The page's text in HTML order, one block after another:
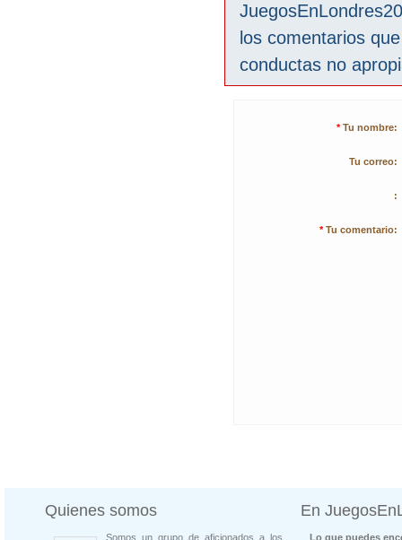
los comentarios
conductas no
* Tu nombre:
Tu correo:
:
* Tu comentario:
Quienes somos
Somos un grupo de aficionados a los
En
Lo que puedes